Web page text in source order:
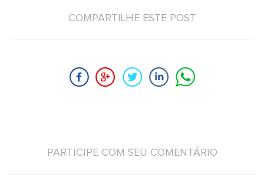
COMPARTILHE ESTE POST
PARTICIPE COM SEU COMENTÁRIO